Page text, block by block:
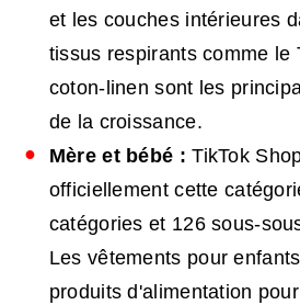
et les couches intérieures
tissus respirants comme le
coton-linen sont les
de la croissance.
Mère et bébé : TikTok
officiellement cette
catégories et 126 sous-
Les vêtements pour
produits d'alimentation